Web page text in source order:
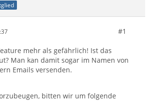
#1
mehr als gefährlich! Ist das
Man kan damit sogar im Namen von
Emails versenden.
bitten wir um folgende